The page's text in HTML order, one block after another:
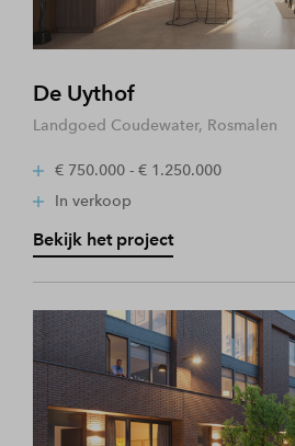
De Uythof
Landgoed Coudewater, Rosmalen
€ 750.000 - € 1.250.000
In verkoop
Bekijk het project